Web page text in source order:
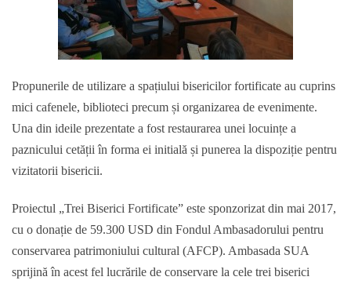
Propunerile de utilizare a spațiului bisericilor fortificate au cuprins
mici cafenele, biblioteci precum și organizarea de evenimente.
Una din ideile prezentate a fost restaurarea unei locuințe a
paznicului cetății în forma ei initială și punerea la dispoziție pentru
vizitatorii bisericii.
Proiectul „Trei Biserici Fortificate” este sponzorizat din mai 2017,
cu o donație de 59.300 USD din Fondul Ambasadorului pentru
conservarea patrimoniului cultural (AFCP). Ambasada SUA
sprijină în acest fel lucrările de conservare la cele trei biserici